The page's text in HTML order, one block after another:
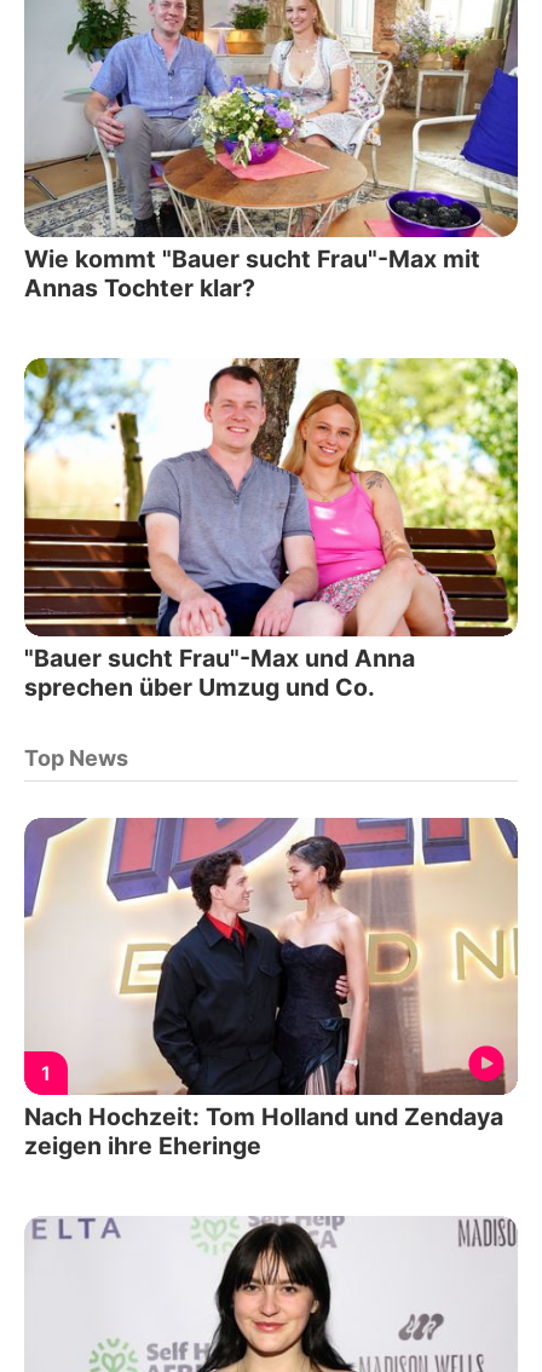
Wie kommt "Bauer sucht Frau"-Max mit
Annas Tochter klar?
"Bauer sucht Frau"-Max und Anna
sprechen über Umzug und Co.
Top News
1
Nach Hochzeit: Tom Holland und Zendaya
zeigen ihre Eheringe